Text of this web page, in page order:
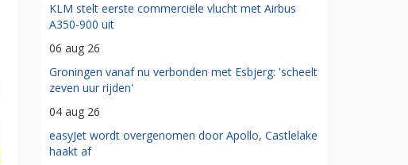
KLM stelt eerste commerciële vlucht met Airbus
A350-900 uit
06 aug 26
Groningen vanaf nu verbonden met Esbjerg: 'scheelt
zeven uur rijden'
04 aug 26
easyJet wordt overgenomen door Apollo, Castlelake
haakt af